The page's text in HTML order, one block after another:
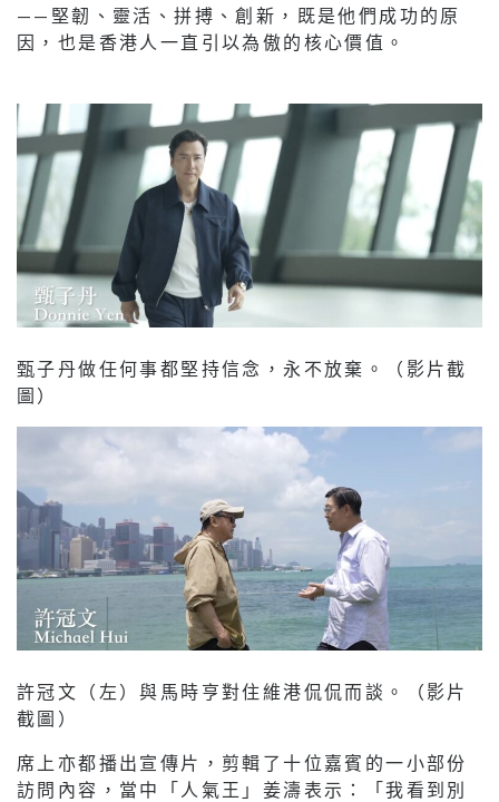
——堅韌、靈活、拼搏、創新，既是他們成功的原
因，也是香港人一直引以為傲的核心價值。
甄子丹做任何事都堅持信念，永不放棄。（影片截
圖）
許冠文（左）與馬時亨對住維港侃侃而談。（影片
截圖）
席上亦都播出宣傳片，剪輯了十位嘉賓的一小部份
訪問內容，當中「人氣王」姜濤表示：「我看到別